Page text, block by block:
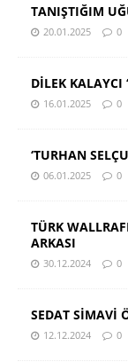
TANIŞTIĞIM
20.01.2025 0
DİLEK KALAYCI
16.01.2025 0
‘TURHAN
06.01.2025 0
TÜRK
ARKASI
30.12.2024 0
SEDAT SİMAVİ
12.12.2024 0